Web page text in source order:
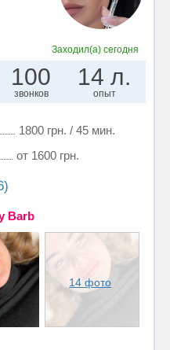
Заходил(а)сегодня
100
звонков
14 л.
опыт
1800 грн. / 45 мин.
от 1600 грн.
Barb
14 фото